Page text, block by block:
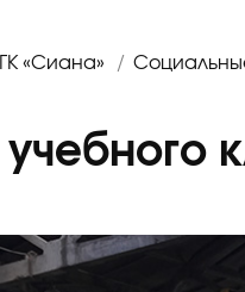
«Сиана» /